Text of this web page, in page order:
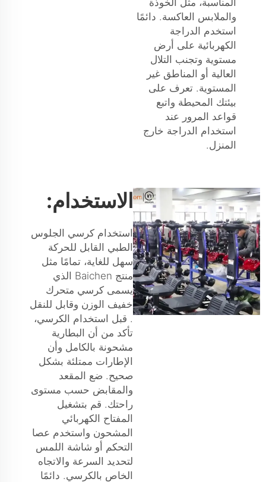
والملابس العاكسة. دائمًا
استخدم الدراجة
الكهربائية على أرض
مستوية وتجنب التلال
العالية أو المناطق غير
المستوية. تعرف على
بيئتك المحيطة واتبع
قواعد المرور عند
استخدام الدراجة خارج
المنزل.
الاستخدام:
استخدام كرسي الجلوس
الطبي القابل للحركة
سهل للغاية، تمامًا مثل
منتج Baichen الذي
يسمى كرسي متحرك
خفيف الوزن وقابل للنقل
. قبل استخدام الكرسي،
تأكد من أن البطارية
مشحونة بالكامل وأن
الإطارات ممتلئة بشكل
صحيح. ضع المقعد
والمقابض حسب مستوى
راحتك. قم بتشغيل
المفتاح الكهربائي
المشحون واستخدم عصا
التحكم أو شاشة اللمس
لتحديد السرعة والاتجاه
الخاص بالكرسي. دائمًا